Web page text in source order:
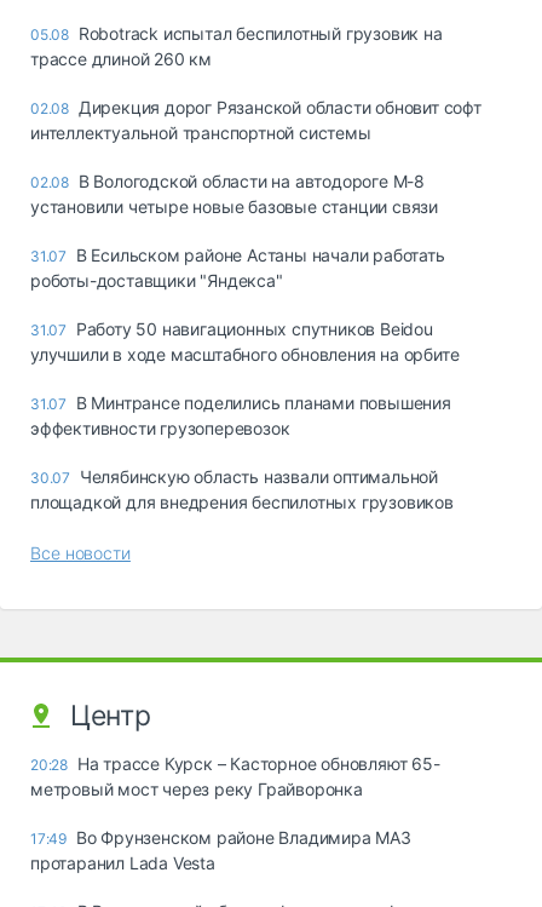
05.08 Robotrack испытал беспилотный грузовик на
трассе длиной 260 км
02.08 Дирекция дорог Рязанской области обновит софт
интеллектуальной транспортной системы
02.08 В Вологодской области на автодороге М-8
установили четыре новые базовые станции связи
31.07
В Есильском районе Астаны начали работать
роботы-доставщики "Яндекса"
31.07
Работу 50 навигационных спутников Beidou
улучшили в ходе масштабного обновления на орбите
31.07
В Минтрансе поделились планами повышения
эффективности грузоперевозок
30.07
Челябинскую область назвали оптимальной
площадкой для внедрения беспилотных грузовиков
Все новости
Центр
20:28 На трассе Курск – Касторное обновляют 65-
метровый мост через реку Грайворонка
17:49 Во Фрунзенском районе Владимира МАЗ
протаранил Lada Vesta